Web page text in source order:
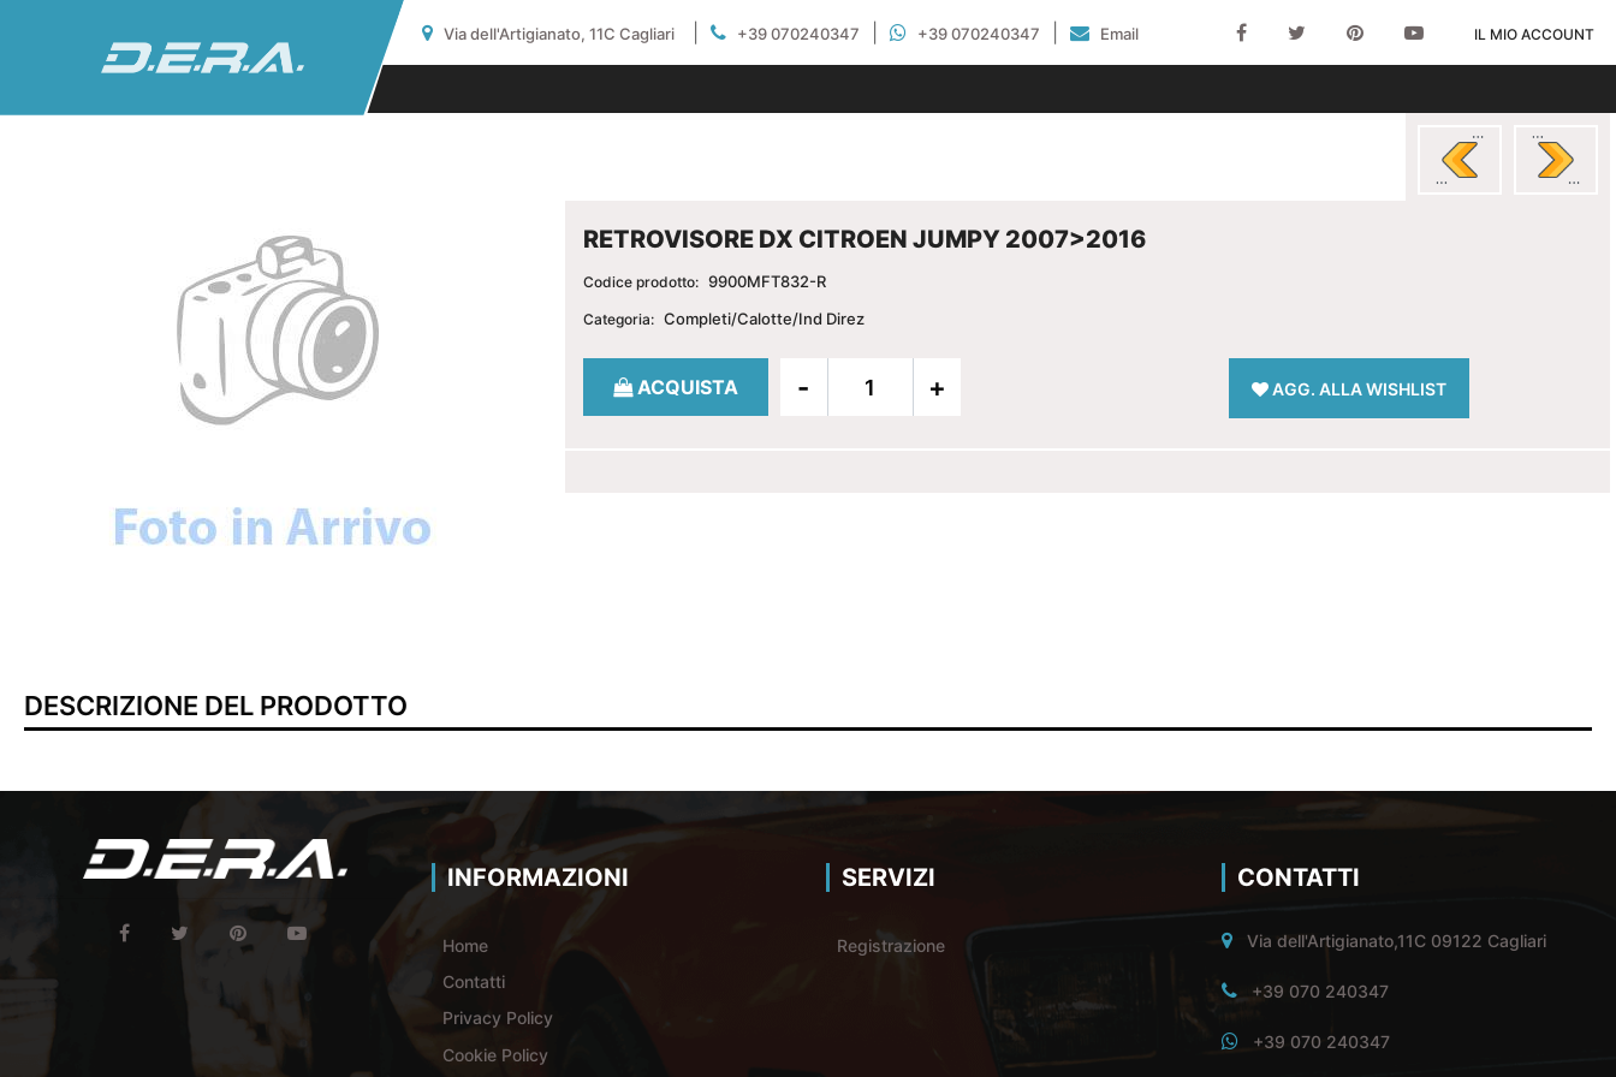
Via dell'Artigianato, 11C Cagliari +39 070240347 +39 070240347 Email IL MIO ACCOUNT
RETROVISORE DX CITROEN JUMPY 2007>2016
Codice prodotto: 9900MFT832-R
Categoria: Completi/Calotte/Ind Direz
Quantità
ACQUISTA AGG. ALLA WISHLIST
DESCRIZIONE DEL PRODOTTO
INFORMAZIONI
Home
Contatti
Privacy Policy
Cookie Policy
SERVIZI
Registrazione
CONTATTI
Via dell'Artigianato,11C 09122 Cagliari
+39 070 240347
+39 070 240347